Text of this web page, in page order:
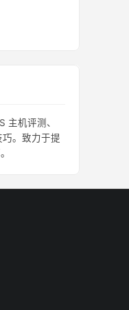
主机评测、
。致力于提